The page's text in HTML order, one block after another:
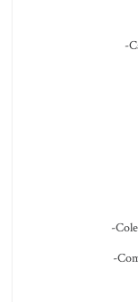
-
-
-